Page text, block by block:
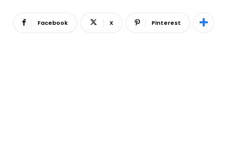
Facebook X Pinterest